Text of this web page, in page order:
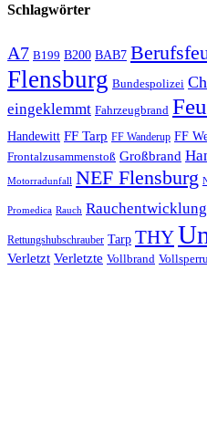
Schlagwörter
A7 B199 B200 BAB7
Flensburg Bundespolizei
eingeklemmt Fahrzeugbrand
Handewitt FF Tarp FF Wanderup FF
Frontalzusammenstoß Großbrand
Motorradunfall NEF Flensburg
Promedica Rauch Rauchentwicklung
Rettungshubschrauber Tarp THY
Verletzt Verletzte Vollbrand